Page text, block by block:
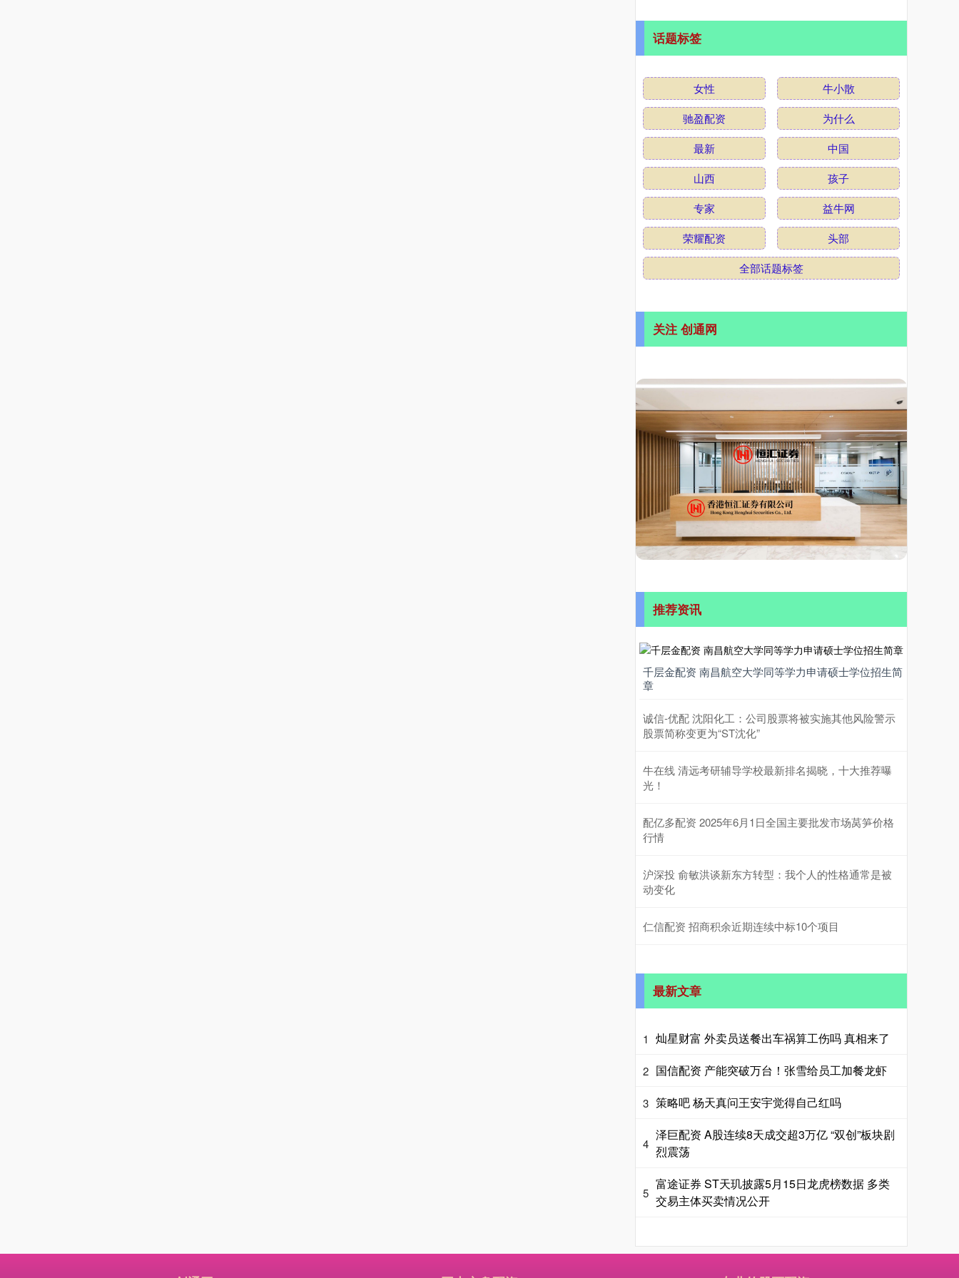
话题标签
女性
牛小散
驰盈配资
为什么
最新
中国
山西
孩子
专家
益牛网
荣耀配资
头部
全部话题标签
关注 创通网
推荐资讯
千层金配资 南昌航空大学同等学力申请硕士学位招生简
章
诚信-优配 沈阳化工：公司股票将被实施其他风险警示
股票简称变更为“ST沈化”
牛在线 清远考研辅导学校最新排名揭晓，十大推荐曝
光！
配亿多配资 2025年6月1日全国主要批发市场莴笋价格
行情
沪深投 俞敏洪谈新东方转型：我个人的性格通常是被
动变化
仁信配资 招商积余近期连续中标10个项目
最新文章
1 灿星财富 外卖员送餐出车祸算工伤吗 真相来了
2 国信配资 产能突破万台！张雪给员工加餐龙虾
3 策略吧 杨天真问王安宇觉得自己红吗
4
泽巨配资 A股连续8天成交超3万亿 “双创”板块剧
烈震荡
5
富途证券 ST天玑披露5月15日龙虎榜数据 多类
交易主体买卖情况公开